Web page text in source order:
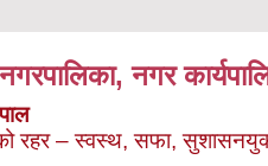
नगर
रहर – स्वस्थ, सफा,